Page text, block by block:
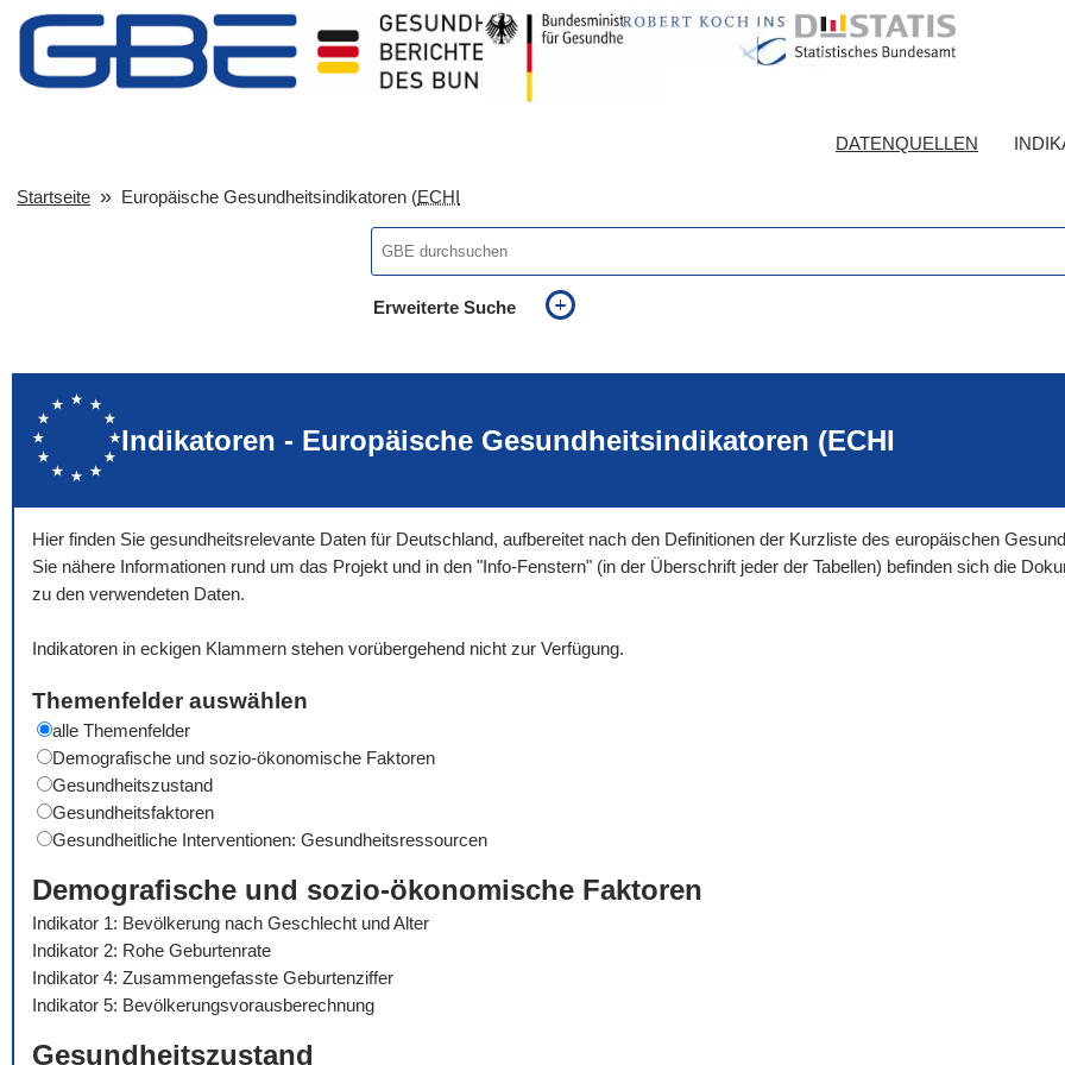
DATENQUELLEN
Startseite Europäische Gesundheitsindikatoren (ECHI
Erweiterte Suche
Indikatoren - Europäische Gesundheitsindikatoren (ECHI
Hier finden Sie gesundheitsrelevante Daten für Deutschland, aufbereitet nach den Definitionen der Kurzliste des europäischen
Sie nähere Informationen rund um das Projekt und in den "Info-Fenstern" (in der Überschrift jeder der Tabellen) befinden sich die
zu den verwendeten Daten.
Indikatoren in eckigen Klammern stehen vorübergehend nicht zur Verfügung.
Themenfelder auswählen
alle Themenfelder
Demografische und sozio-ökonomische Faktoren
Gesundheitszustand
Gesundheitsfaktoren
Gesundheitliche Interventionen: Gesundheitsressourcen
Demografische und sozio-ökonomische Faktoren
Indikator 1: Bevölkerung nach Geschlecht und Alter
Indikator 2: Rohe Geburtenrate
Indikator 4: Zusammengefasste Geburtenziffer
Indikator 5: Bevölkerungsvorausberechnung
Gesundheitszustand